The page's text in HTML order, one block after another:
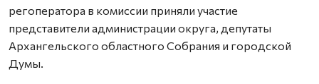
регоператора в комиссии приняли участие
представители администрации округа, депутаты
Архангельского областного Собрания и городской
Думы.